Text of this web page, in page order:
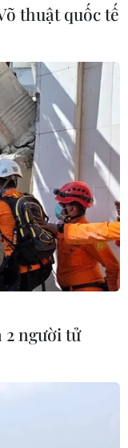
thuật quốc tế
2 người tử